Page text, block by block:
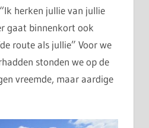
herken jullie van jullie
gaat binnenkort ook
route als jullie” Voor we
stonden we op de
vreemde, maar aardige